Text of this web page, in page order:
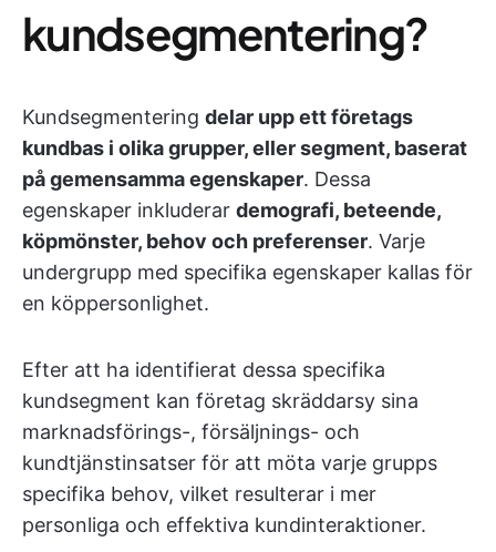
kundsegmentering?
Kundsegmentering delar upp ett företags
kundbas i olika grupper, eller segment, baserat
på gemensamma egenskaper. Dessa
egenskaper inkluderar demografi, beteende,
köpmönster, behov och preferenser. Varje
undergrupp med specifika egenskaper kallas för
en köppersonlighet.
Efter att ha identifierat dessa specifika
kundsegment kan företag skräddarsy sina
marknadsförings-, försäljnings- och
kundtjänstinsatser för att möta varje grupps
specifika behov, vilket resulterar i mer
personliga och effektiva kundinteraktioner.